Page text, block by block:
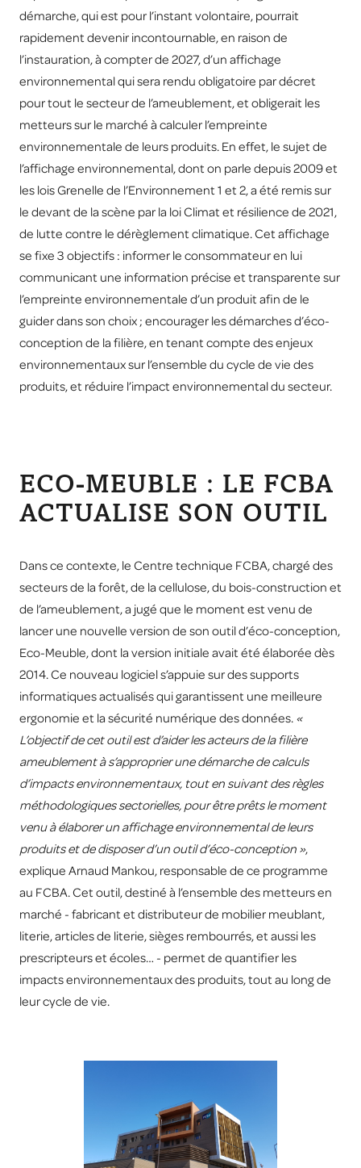
démarche, qui est pour l’instant volontaire, pourrait
rapidement devenir incontournable, en raison de
l’instauration, à compter de 2027, d’un affichage
environnemental qui sera rendu obligatoire par décret
pour tout le secteur de l’ameublement, et obligerait les
metteurs sur le marché à calculer l’empreinte
environnementale de leurs produits. En effet, le sujet de
l’affichage environnemental, dont on parle depuis 2009 et
les lois Grenelle de l’Environnement 1 et 2, a été remis sur
le devant de la scène par la loi Climat et résilience de 2021,
de lutte contre le dérèglement climatique. Cet affichage
se fixe 3 objectifs : informer le consommateur en lui
communicant une information précise et transparente sur
l’empreinte environnementale d’un produit afin de le
guider dans son choix ; encourager les démarches d’éco-
conception de la filière, en tenant compte des enjeux
environnementaux sur l’ensemble du cycle de vie des
produits, et réduire l’impact environnemental du secteur.
ECO-MEUBLE : LE FCBA
ACTUALISE SON OUTIL
Dans ce contexte, le Centre technique FCBA, chargé des
secteurs de la forêt, de la cellulose, du bois-construction et
de l’ameublement, a jugé que le moment est venu de
lancer une nouvelle version de son outil d’éco-conception,
Eco-Meuble, dont la version initiale avait été élaborée dès
2014. Ce nouveau logiciel s’appuie sur des supports
informatiques actualisés qui garantissent une meilleure
ergonomie et la sécurité numérique des données. «
L’objectif de cet outil est d’aider les acteurs de la filière
ameublement à s’approprier une démarche de calculs
d’impacts environnementaux, tout en suivant des règles
méthodologiques sectorielles, pour être prêts le moment
venu à élaborer un affichage environnemental de leurs
produits et de disposer d’un outil d’éco-conception »,
explique Arnaud Mankou, responsable de ce programme
au FCBA. Cet outil, destiné à l’ensemble des metteurs en
marché - fabricant et distributeur de mobilier meublant,
literie, articles de literie, sièges rembourrés, et aussi les
prescripteurs et écoles… - permet de quantifier les
impacts environnementaux des produits, tout au long de
leur cycle de vie.